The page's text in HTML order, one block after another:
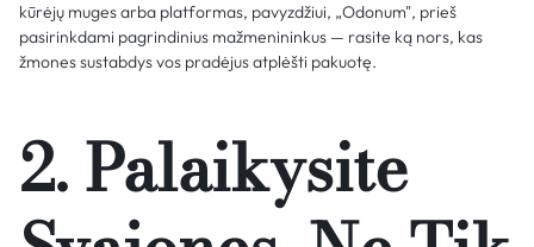
kūrėjų muges arba platformas, pavyzdžiui, „Odonum", prieš
pasirinkdami pagrindinius mažmenininkus — rasite ką nors, kas
žmones sustabdys vos pradėjus atplėšti pakuotę.
2. Palaikysite